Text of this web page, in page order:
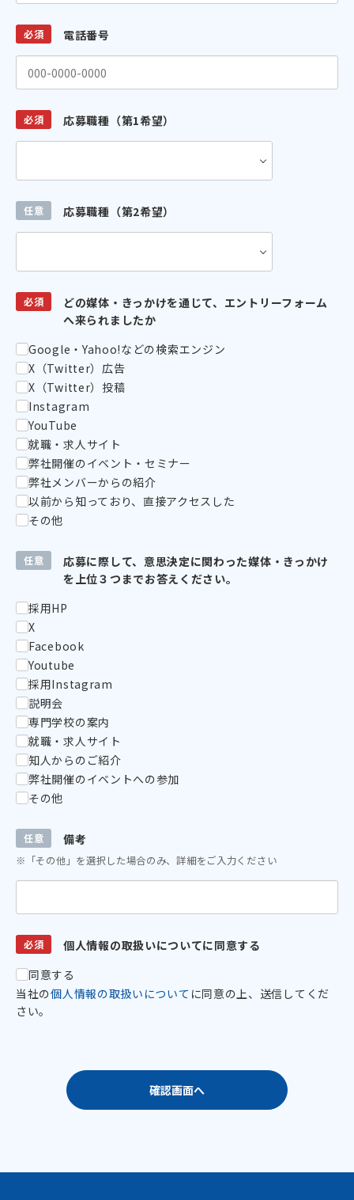
必須 電話番号
必須 応募職種（第1希望）
任意 応募職種（第2希望）
必須
どの媒体・きっかけを通じて、エントリーフォーム
へ来られましたか
Google・Yahoo!などの検索エンジン
X（Twitter）広告
X（Twitter）投稿
Instagram
YouTube
就職・求人サイト
弊社開催のイベント・セミナー
弊社メンバーからの紹介
以前から知っており、直接アクセスした
その他
任意
応募に際して、意思決定に関わった媒体・きっかけ
を上位３つまでお答えください。
採用HP
X
Facebook
Youtube
採用Instagram
説明会
専門学校の案内
就職・求人サイト
知人からのご紹介
弊社開催のイベントへの参加
その他
任意 備考
※「その他」を選択した場合のみ、詳細をご入力ください
必須
個人情報の取扱いについてに同意する
同意する
当社の個人情報の取扱いについて に同意の上、送信してくだ
さい。
確認画面へ